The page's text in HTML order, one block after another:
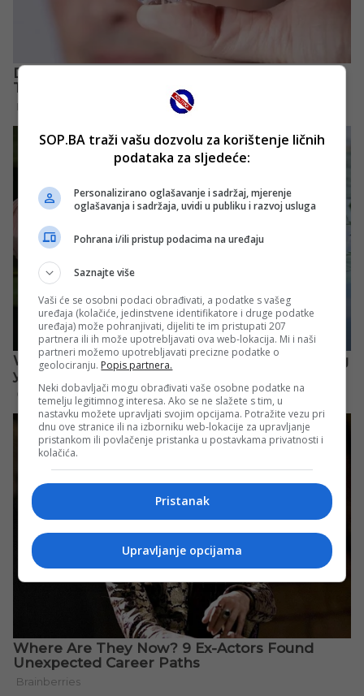
SOP.BA traži vašu dozvolu za korištenje ličnih
podataka za sljedeće:
Personalizirano oglašavanje i sadržaj, mjerenje
oglašavanja i sadržaja, uvidi u publiku i razvoj usluga
Pohrana i/ili pristup podacima na uređaju
Saznajte više
Vaši će se osobni podaci obrađivati, a podatke s vašeg
uređaja (kolačiće, jedinstvene identifikatore i druge podatke
uređaja) može pohranjivati, dijeliti te im pristupati 207
partnera ili ih može upotrebljavati ova web-lokacija. Mi i naši
partneri možemo upotrebljavati precizne podatke o
geolociranju. Popis partnera.
Neki dobavljači mogu obrađivati vaše osobne podatke na
temelju legitimnog interesa. Ako se ne slažete s tim, u
nastavku možete upravljati svojim opcijama. Potražite vezu pri
dnu ove stranice ili na izborniku web-lokacije za upravljanje
pristankom ili povlačenje pristanka u postavkama privatnosti i
kolačića.
Pristanak
Upravljanje opcijama